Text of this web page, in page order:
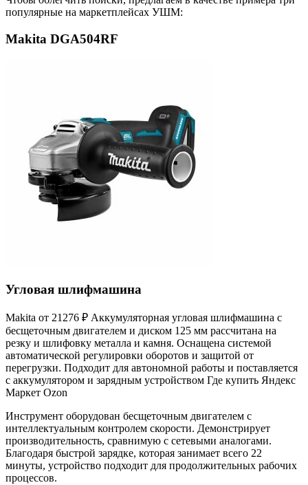
популярные на маркетплейсах УШМ:
Makita DGA504RF
Угловая шлифмашина
Makita от 21276 ₽ Аккумуляторная угловая шлифмашина с
бесщеточным двигателем и диском 125 мм рассчитана на
резку и шлифовку металла и камня. Оснащена системой
автоматической регулировки оборотов и защитой от
перегрузки. Подходит для автономной работы и поставляется
с аккумулятором и зарядным устройством Где купить Яндекс
Маркет Ozon
Инструмент оборудован бесщеточным двигателем с
интеллектуальным контролем скорости. Демонстрирует
производительность, сравнимую с сетевыми аналогами.
Благодаря быстрой зарядке, которая занимает всего 22
минуты, устройство подходит для продолжительных рабочих
процессов.